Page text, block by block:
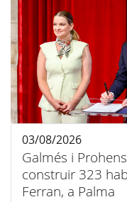
Galmés i
construir 323
Ferran, a Palma
03/08/2026